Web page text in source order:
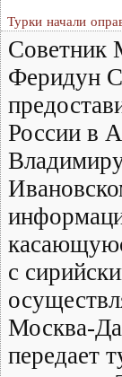
Турки начали
Феридун
России в
с
Москва-
передает